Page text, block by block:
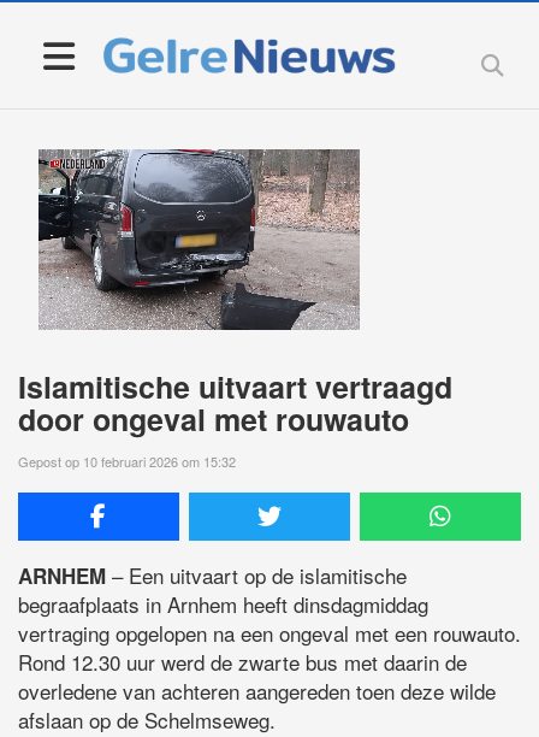
Islamitische uitvaart vertraagd
door ongeval met rouwauto
Gepost op 10 februari 2026 om 15:32
ARNHEM – Een uitvaart op de islamitische
begraafplaats in Arnhem heeft dinsdagmiddag
vertraging opgelopen na een ongeval met een rouwauto.
Rond 12.30 uur werd de zwarte bus met daarin de
overledene van achteren aangereden toen deze wilde
afslaan op de Schelmseweg.